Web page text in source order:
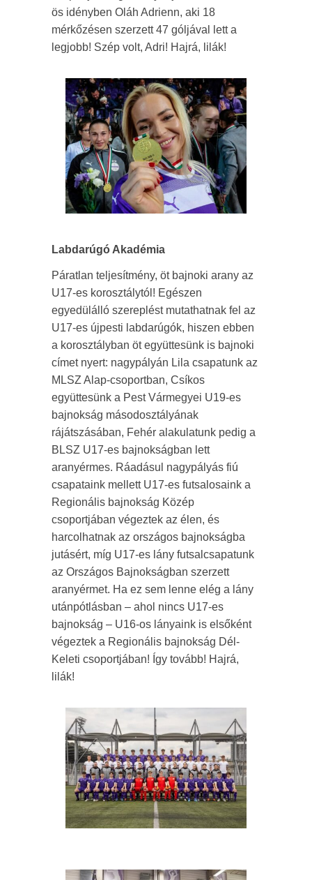
ös idényben Oláh Adrienn, aki 18
mérkőzésen szerzett 47 góljával lett a
legjobb! Szép volt, Adri! Hajrá, lilák!
Labdarúgó Akadémia
Páratlan teljesítmény, öt bajnoki arany az
U17-es korosztálytól! Egészen
egyedülálló szereplést mutathatnak fel az
U17-es újpesti labdarúgók, hiszen ebben
a korosztályban öt együttesünk is bajnoki
címet nyert: nagypályán Lila csapatunk az
MLSZ Alap-csoportban, Csíkos
együttesünk a Pest Vármegyei U19-es
bajnokság másodosztályának
rájátszásában, Fehér alakulatunk pedig a
BLSZ U17-es bajnokságban lett
aranyérmes. Ráadásul nagypályás fiú
csapataink mellett U17-es futsalosaink a
Regionális bajnokság Közép
csoportjában végeztek az élen, és
harcolhatnak az országos bajnokságba
jutásért, míg U17-es lány futsalcsapatunk
az Országos Bajnokságban szerzett
aranyérmet. Ha ez sem lenne elég a lány
utánpótlásban – ahol nincs U17-es
bajnokság – U16-os lányaink is elsőként
végeztek a Regionális bajnokság Dél-
Keleti csoportjában! Így tovább! Hajrá,
lilák!